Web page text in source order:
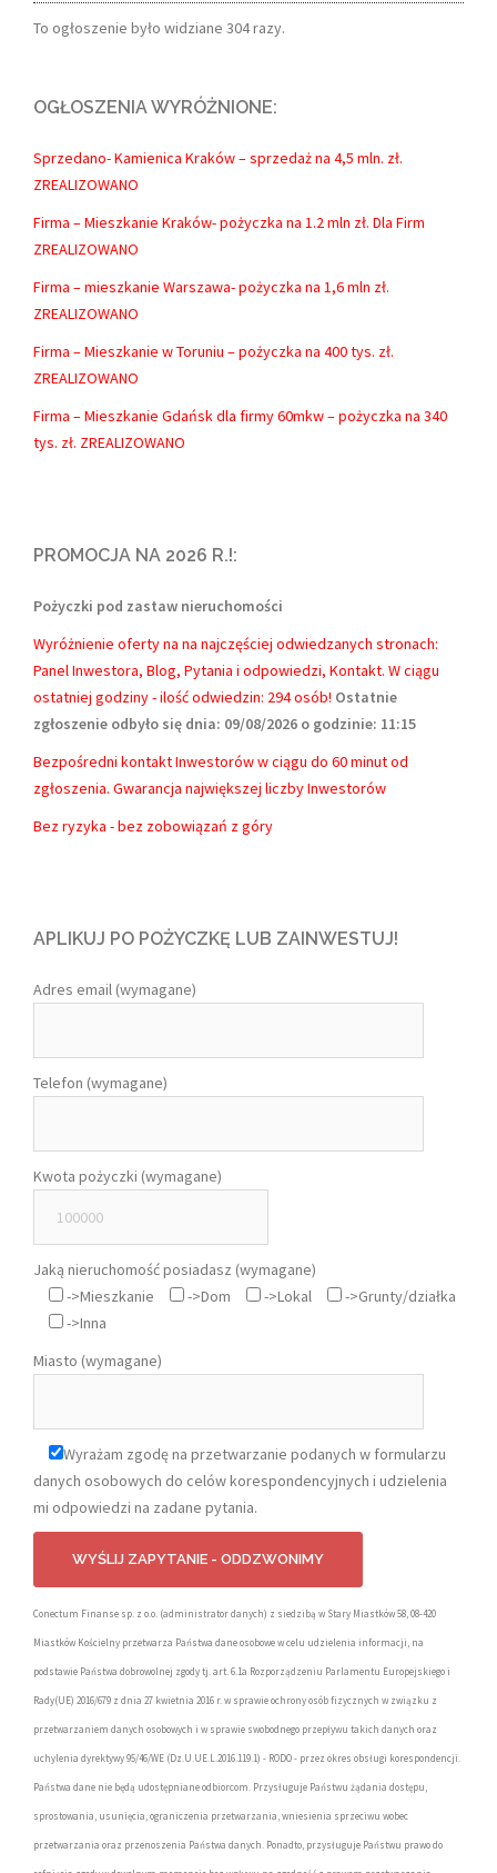
To ogłoszenie było widziane 304 razy.
OGŁOSZENIA WYRÓŻNIONE:
Sprzedano- Kamienica Kraków – sprzedaż na 4,5 mln. zł.
ZREALIZOWANO
Firma – Mieszkanie Kraków- pożyczka na 1.2 mln zł. Dla Firm
ZREALIZOWANO
Firma – mieszkanie Warszawa- pożyczka na 1,6 mln zł.
ZREALIZOWANO
Firma – Mieszkanie w Toruniu – pożyczka na 400 tys. zł.
ZREALIZOWANO
Firma – Mieszkanie Gdańsk dla firmy 60mkw – pożyczka na 340
tys. zł. ZREALIZOWANO
PROMOCJA NA 2026 R.!:
Pożyczki pod zastaw nieruchomości
Wyróżnienie oferty na na najczęściej odwiedzanych stronach:
Panel Inwestora, Blog, Pytania i odpowiedzi, Kontakt. W ciągu
ostatniej godziny - ilość odwiedzin: 294 osób! Ostatnie
zgłoszenie odbyło się dnia: 09/08/2026 o godzinie: 11:15
Bezpośredni kontakt Inwestorów w ciągu do 60 minut od
zgłoszenia. Gwarancja największej liczby Inwestorów
Bez ryzyka - bez zobowiązań z góry
APLIKUJ PO POŻYCZKĘ LUB ZAINWESTUJ!
Adres email (wymagane)
Telefon (wymagane)
Kwota pożyczki (wymagane)
Jaką nieruchomość posiadasz (wymagane)
->Mieszkanie
->Dom ->Lokal
->Grunty/działka
->Inna
Miasto (wymagane)
Wyrażam zgodę na przetwarzanie podanych w formularzu
danych osobowych do celów korespondencyjnych i udzielenia
mi odpowiedzi na zadane pytania.
Conectum Finanse sp. z o.o. (administrator danych) z siedzibą w Stary Miastków 58, 08-420
Miastków Kościelny przetwarza Państwa dane osobowe w celu udzielenia informacji, na
podstawie Państwa dobrowolnej zgody tj. art. 6.1a Rozporządzeniu Parlamentu Europejskiego i
Rady(UE) 2016/679 z dnia 27 kwietnia 2016 r. w sprawie ochrony osób fizycznych w związku z
przetwarzaniem danych osobowych i w sprawie swobodnego przepływu takich danych oraz
uchylenia dyrektywy 95/46/WE (Dz.U.UE.L.2016.119.1) - RODO - przez okres obsługi korespondencji.
Państwa dane nie będą udostępniane odbiorcom. Przysługuje Państwu żądania dostępu,
sprostowania, usunięcia, ograniczenia przetwarzania, wniesienia sprzeciwu wobec
przetwarzania oraz przenoszenia Państwa danych. Ponadto, przysługuje Państwu prawo do